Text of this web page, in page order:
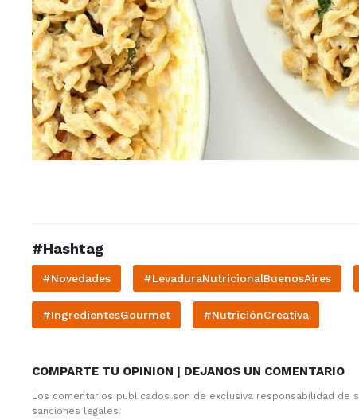
#Hashtag
#Novedades #LevaduraNutricionalBuenosAires
#IngredientesGourmet #NutriciónCreativa
COMPARTE TU OPINION | DEJANOS UN COMENTARIO
Los comentarios publicados son de exclusiva responsabilidad
sanciones legales.